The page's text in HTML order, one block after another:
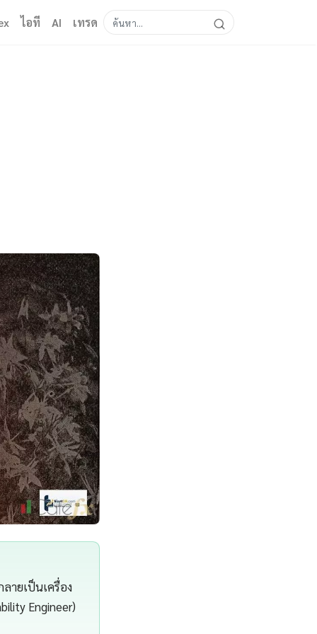
ไอที AI เทรด
ายเป็นเครื่อง
Engineer)